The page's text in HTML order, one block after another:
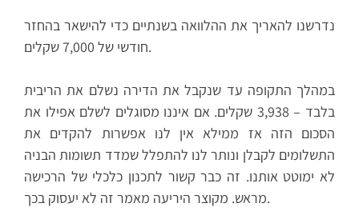
נדרשנו להאריך את ההלוואה בשנתיים כדי להישאר בהחזר
חודשי של 7,000 שקלים.
במהלך התקופה עד שנקבל את הדירה נשלם את הריבית
בלבד – 3,938 שקלים. אם איננו מסוגלים לשלם אפילו את
הסכום הזה אז ממילא אין לנו אפשרות להקדים את
התשלומים לקבלן ונותר לנו להתפלל שמדד תשומות הבניה
לא ימוטט אותנו. זה כבר קשור לתכנון כלכלי של הרכישה
מראש. מקוצר היריעה מאמר זה לא יעסוק בכך.